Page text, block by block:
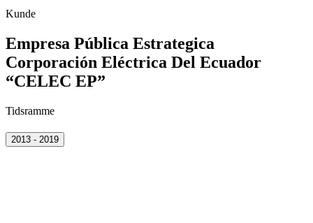
Kunde
Empresa Pública Estrategica
Corporación Eléctrica Del Ecuador
“CELEC EP”
Tidsramme
2013 - 2019